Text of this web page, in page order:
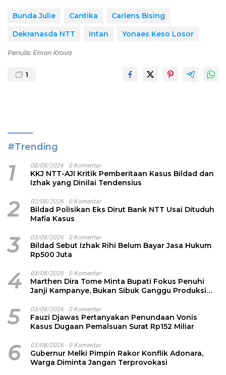
Bunda Julie Cantika
Carlens Bising
Dekranasda NTT
Intan Yonaes Keso Losor
Penulis: Eman Krova
1
#Trending
1 08/08/2026 0 Komentar
KKJ NTT-AJI Kritik Pemberitaan Kasus Bildad dan
Izhak yang Dinilai Tendensius
2 02/08/2026 0 Komentar
Bildad Polisikan Eks Dirut Bank NTT Usai Dituduh
Mafia Kasus
3 03/08/2026 0 Komentar
Bildad Sebut Izhak Rihi Belum Bayar Jasa Hukum
Rp500 Juta
4 03/08/2026 0 Komentar
Marthen Dira Tome Minta Bupati Fokus Penuhi
Janji Kampanye, Bukan Sibuk Ganggu Produksi
5 03/08/2026 0 Komentar
Fauzi Djawas Pertanyakan Penundaan Vonis
Kasus Dugaan Pemalsuan Surat Rp152 Miliar
6 03/08/2026 0 Komentar
Gubernur Melki Pimpin Rakor Konflik Adonara,
Warga Diminta Jangan Terprovokasi